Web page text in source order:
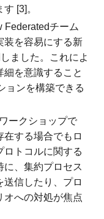
[3]。
Federatedチーム
装を容易にする新
ました。これによ
細を意識すること
ョンを構築できる
ークショップで
する場合でもロ
ロトコルに関する
に、集約プロセス
信したり、プロ
オへの対処が焦点